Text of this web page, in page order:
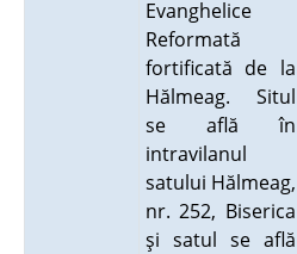
Evanghelice
Reformată
fortificată de la
Hălmeag. Situl
se află în
intravilanul
satului Hălmeag,
nr. 252, Biserica
şi satul se află